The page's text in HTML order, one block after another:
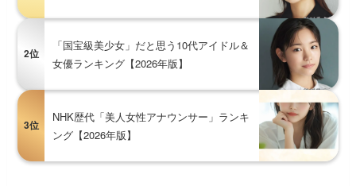
2位
「国宝級美少女」だと思う10代アイドル＆
女優ランキング【2026年版】
3位
NHK歴代「美人女性アナウンサー」ランキ
ング【2026年版】